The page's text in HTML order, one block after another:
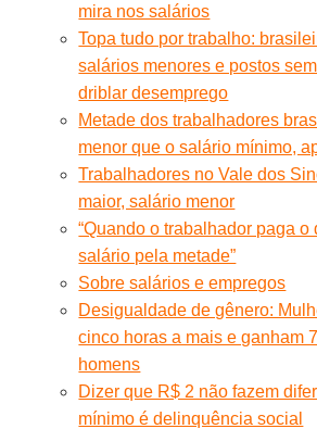
mira nos salários
Topa tudo por trabalho:
salários menores e postos
driblar desemprego
Metade dos trabalhadores
menor que o salário mínimo,
Trabalhadores no Vale dos
maior, salário menor
“Quando o trabalhador paga o
salário pela metade”
Sobre salários e empregos
Desigualdade de gênero:
cinco horas a mais e ganham
homens
Dizer que R$ 2 não fazem
mínimo é delinquência social